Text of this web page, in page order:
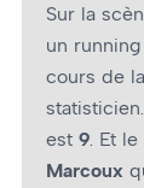
Sur la
un
cours de
est 9. Et
Marcoux